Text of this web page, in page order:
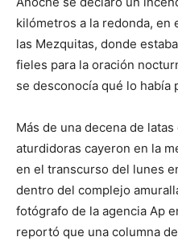
kilómetros a la redonda, en
las Mezquitas, donde
fieles para la oración
se desconocía qué lo había
Más de una decena de
aturdidoras cayeron en la
en el transcurso del lunes
dentro del complejo
fotógrafo de la agencia Ap
reportó que una columna